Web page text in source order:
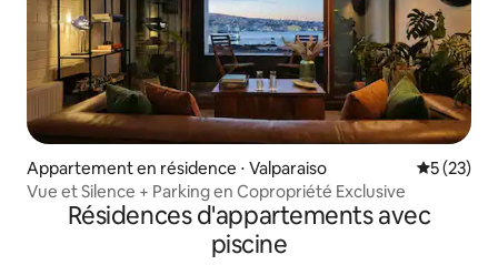
Appartement en résidence ⋅ Valparaiso
5 (23)
Vue et Silence + Parking en Copropriété Exclusive
Résidences d'appartements avec
piscine